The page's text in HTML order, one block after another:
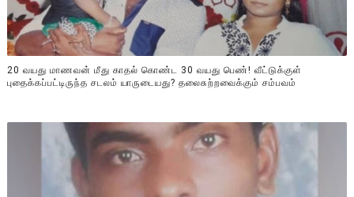
20 வயது மாணவன் மீது காதல் கொண்ட 30 வயது பெண்! வீட்டுக்குள்
புதைக்கப்பட்டிருந்த சடலம் யாருடையது? தலைசுற்றவைக்கும் சம்பவம்